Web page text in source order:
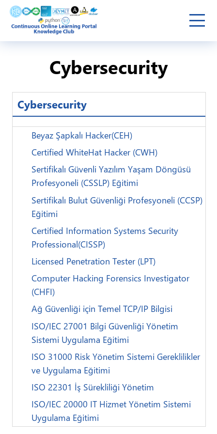
Cybersecurity
Cybersecurity
Beyaz Şapkalı Hacker(CEH)
Certified WhiteHat Hacker (CWH)
Sertifikalı Güvenli Yazılım Yaşam Döngüsü
Profesyoneli (CSSLP) Eğitimi
Sertifikalı Bulut Güvenliği Profesyoneli (CCSP)
Eğitimi
Certified Information Systems Security
Professional(CISSP)
Licensed Penetration Tester (LPT)
Computer Hacking Forensics Investigator
(CHFI)
Ağ Güvenliği için Temel TCP/IP Bilgisi
ISO/IEC 27001 Bilgi Güvenliği Yönetim
Sistemi Uygulama Eğitimi
ISO 31000 Risk Yönetim Sistemi Gereklilikler
ve Uygulama Eğitimi
ISO 22301 İş Sürekliliği Yönetim
ISO/IEC 20000 IT Hizmet Yönetim Sistemi
Uygulama Eğitimi
Giriş Yap
Giriş
Şifremi Unuttum
Eğitim Portalımız
İletişim